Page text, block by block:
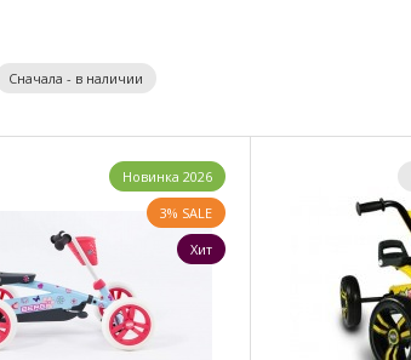
Сначала - в наличии
Новинка 2026
3% SALE
Хит